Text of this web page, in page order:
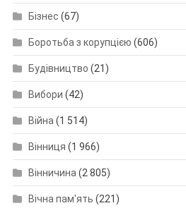
Бізнес (67)
Боротьба з корупцією (606)
Будівництво (21)
Вибори (42)
Війна(1 514)
Вінниця (1 966)
Вінничина(2 805)
Вічна пам'ять (221)